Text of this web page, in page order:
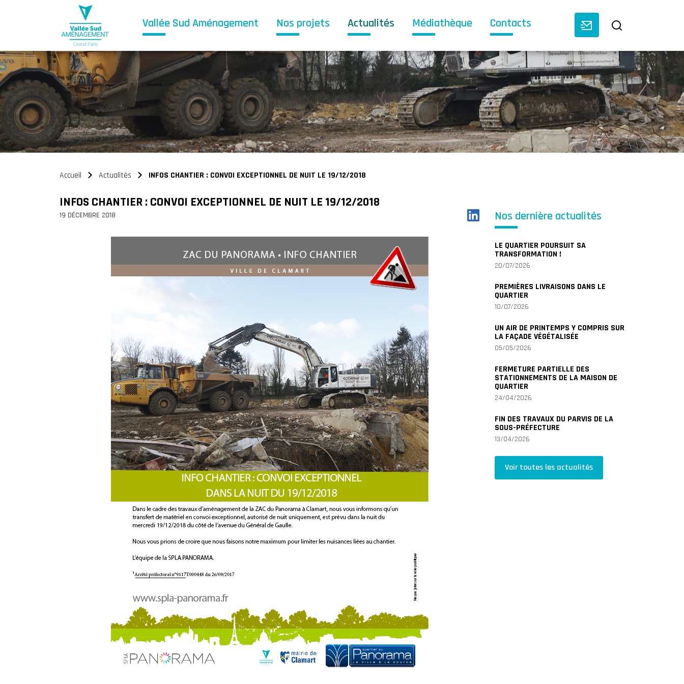
Vallée Sud Aménagement Nos projets Actualités Médiathèque Contacts
Accueil Actualités INFOS CHANTIER : CONVOI EXCEPTIONNEL DE NUIT LE 19/12/2018
INFOS CHANTIER : CONVOI EXCEPTIONNEL DE NUIT LE 19/12/2018
19 DÉCEMBRE 2018 Nos dernière actualités
LE QUARTIER POURSUIT SA
TRANSFORMATION !
20/07/2026
PREMIÈRES LIVRAISONS DANS LE
QUARTIER
10/07/2026
UN AIR DE PRINTEMPS Y COMPRIS SUR
LA FAÇADE VÉGÉTALISÉE
05/05/2026
FERMETURE PARTIELLE DES
STATIONNEMENTS DE LA MAISON DE
QUARTIER
24/04/2026
FIN DES TRAVAUX DU PARVIS DE LA
SOUS-PRÉFECTURE
13/04/2026
Voir toutes les actualités